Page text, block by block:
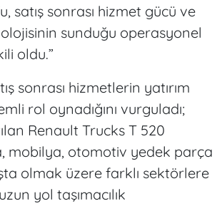
satış sonrası hizmet gücü ve
sunduğu operasyonel
oldu.”
sonrası hizmetlerin yatırım
rol oynadığını vurguladı;
Renault Trucks T 520
mobilya, otomotiv yedek parça
olmak üzere farklı sektörlere
yol taşımacılık